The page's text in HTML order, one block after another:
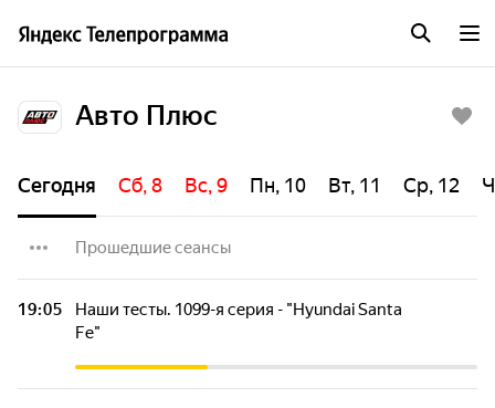
Авто Плюс
Сегодня Сб, 8 Вс, 9 Пн, 10 Вт, 11 Ср, 12
Прошедшие сеансы
ПриветТачка. 100-я серия - "Пикап больше
дома: 6-дверный International"
Автомобили. 246-я серия - "Belgee S50"
19:05
Наши тесты. 1099-я серия - "Hyundai Santa
Fe"